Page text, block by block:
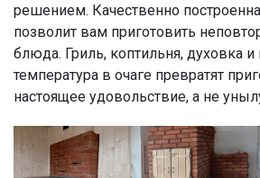
решением. Качественно
позволит вам приготовить
блюда. Гриль, коптильня, духовка
температура в очаге превратят
настоящее удовольствие, а не